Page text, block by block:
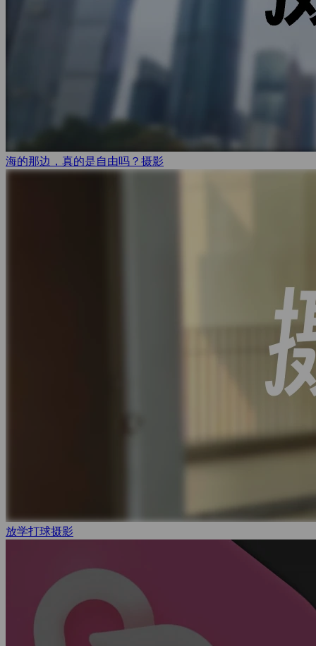
海的那边，真的是自由吗？ 摄影
放学打球摄影